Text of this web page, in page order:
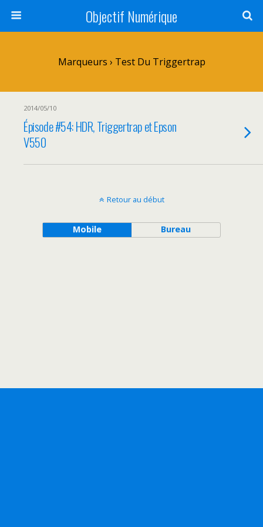
Objectif Numérique
Marqueurs › Test Du Triggertrap
2014/05/10
Épisode #54: HDR, Triggertrap et Epson
V550
Retour au début
Mobile Bureau